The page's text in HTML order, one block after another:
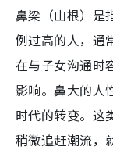
鼻梁（山根）是
例过高的人，通
在与子女沟通时
影响。鼻大的人
时代的转变。这
稍微追赶潮流，